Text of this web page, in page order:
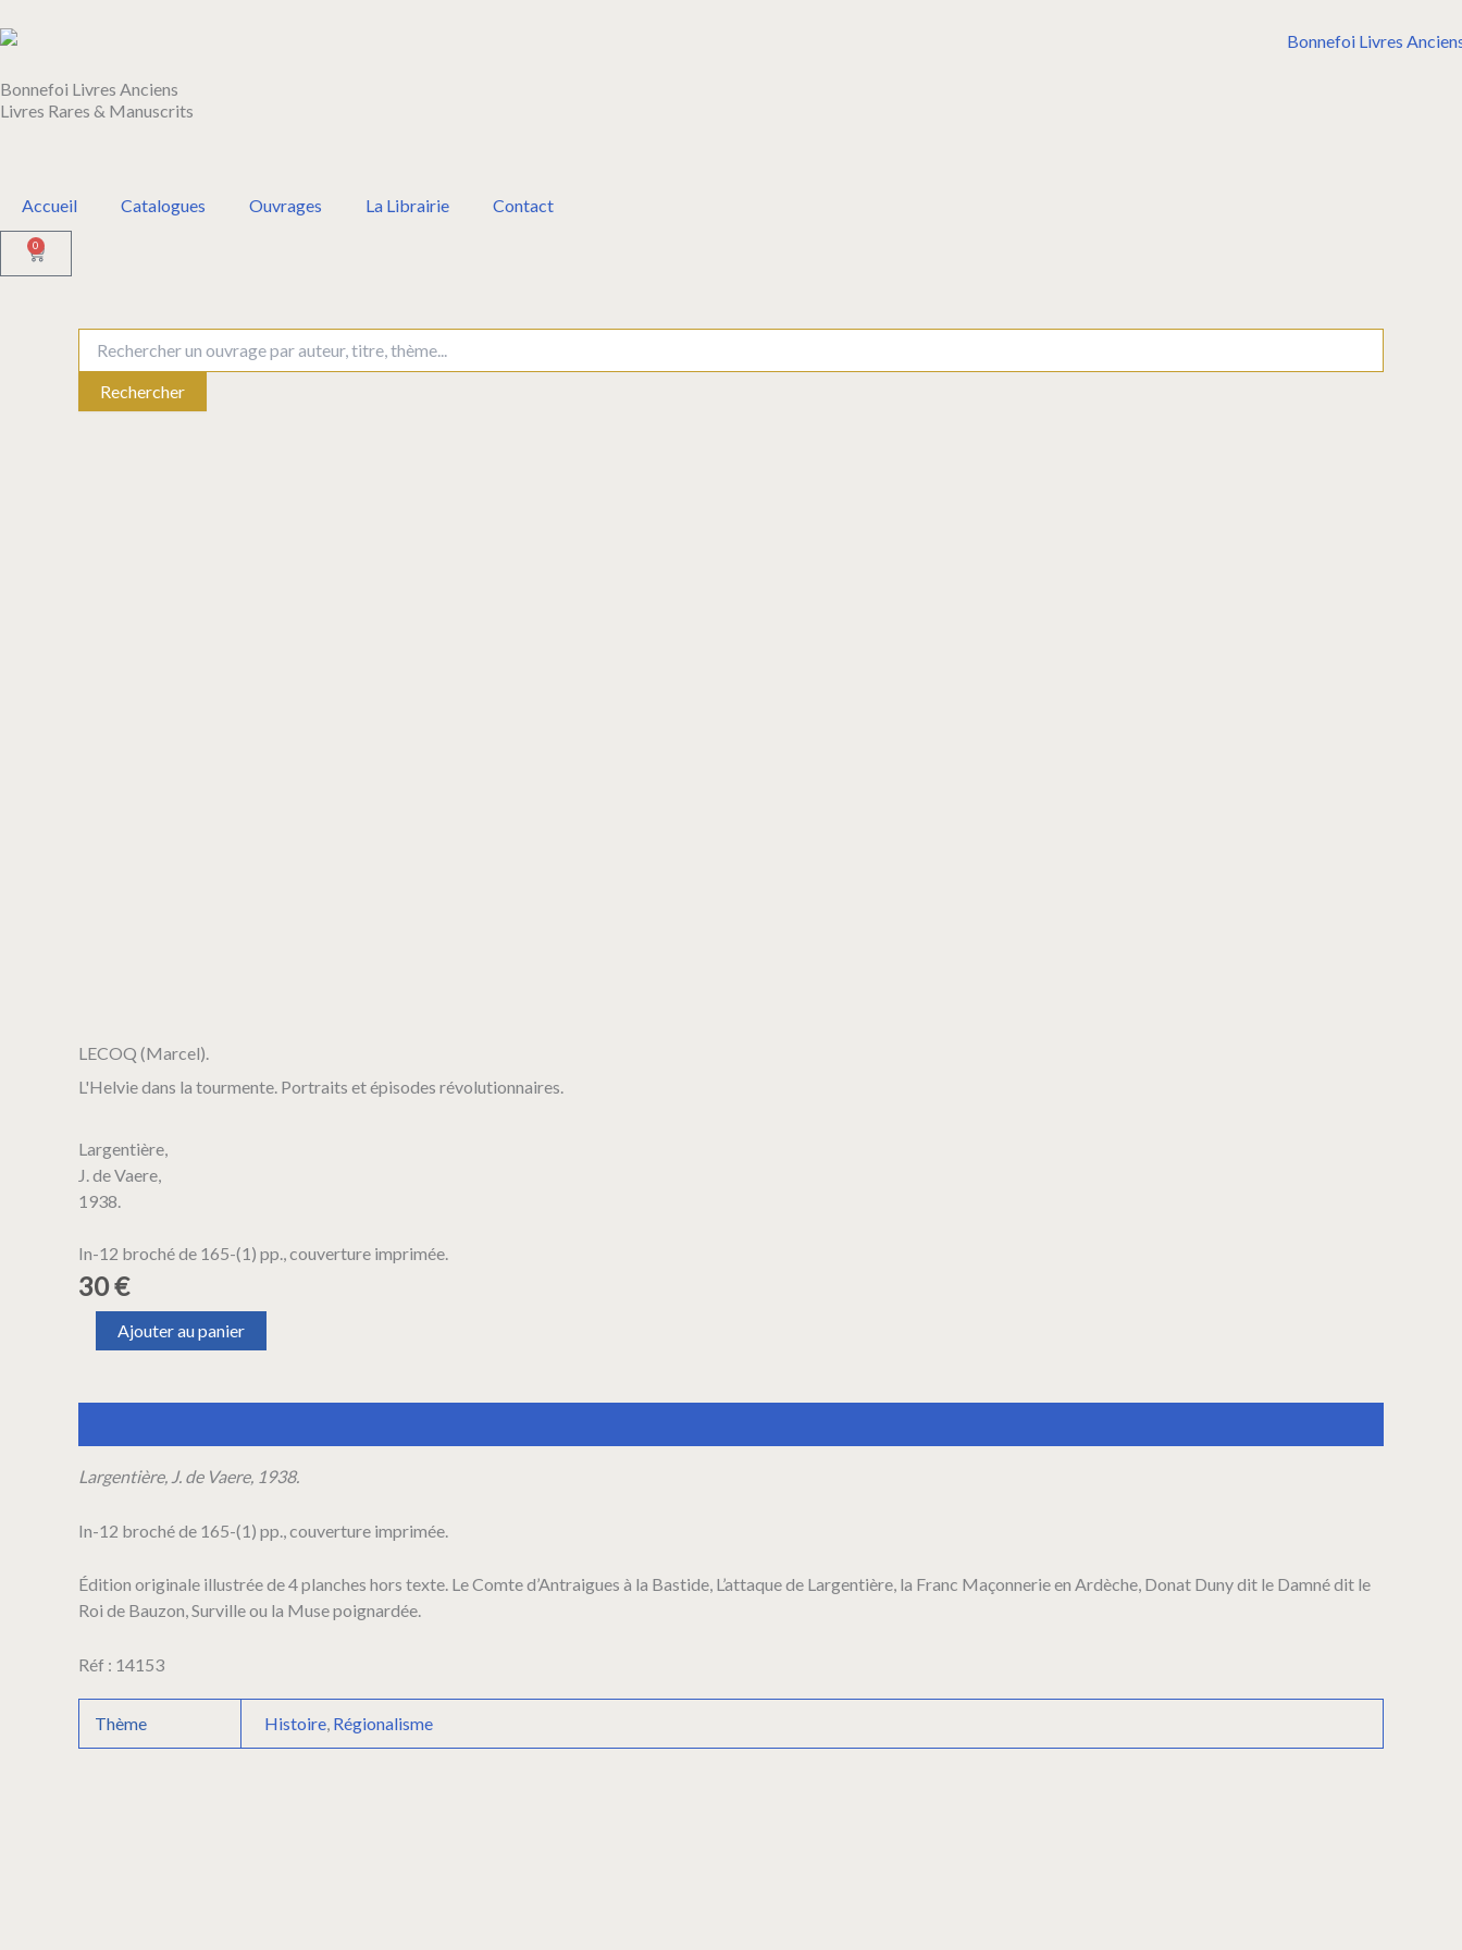
au
Bonnefoi Livres Anciens
Livres Rares & Manuscrits
Accueil Catalogues Ouvrages La Librairie Contact
0
Panier
LECOQ (Marcel).
L'Helvie dans la tourmente. Portraits et épisodes révolutionnaires.
Largentière,
J. de Vaere,
1938.
In-12 broché de 165-(1) pp., couverture imprimée.
30€
L'Helvie
la
tourmente.
épisodes
Ajouter au panier
Largentière, J. de Vaere, 1938.
In-12 broché de 165-(1) pp., couverture imprimée.
Édition originale illustrée de 4 planches hors texte. Le Comte d’Antraigues à la Bastide, L’attaque de Largentière, la Franc Maçonnerie en Ardèche, Donat Duny dit le Damné dit le
Roi de Bauzon, Surville ou la Muse poignardée.
Réf : 14153
Thème Histoire, Régionalisme